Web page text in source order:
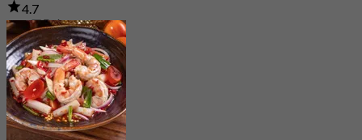
4.7
161 已预订
起฿ 230